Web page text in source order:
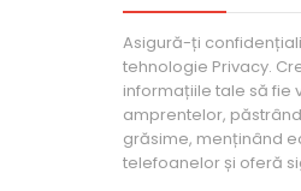
Asigură-ți
tehnologie Privacy.
informațiile tale să fie
amprentelor,
grăsime, menținând
telefoanelor și oferă